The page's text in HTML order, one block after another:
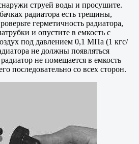
струей воды и просушите.
радиатора есть трещины,
герметичность радиатора,
и опустите в емкость с
под давлением 0,1 МПа (1 кгс/
не должны появляться
не помещается в емкость
последовательно со всех сторон.